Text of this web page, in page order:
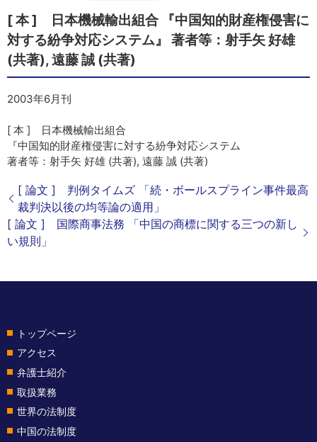
[ 本 ] 日本機械輸出組合 『中国知的財産権侵害に
対する紛争対応システム』 著者等：射手矢 好雄
(共著), 遠藤 誠 (共著)
2003年6月刊
[ 本 ] 日本機械輸出組合
『中国知的財産権侵害に対する紛争対応システム
著者等：射手矢 好雄 (共著), 遠藤 誠 (共著)
[ 論文 ] 判例タイムズ 「続・ボールスプライン事件最高
裁判決以後の均等論の適用」
[ 論文 ] 国際商事法務 「中国の商標に関する三つの新し
い規則」
トップページ
アクセス
弁護士紹介
取扱業務
世界の法制度
中国の法制度